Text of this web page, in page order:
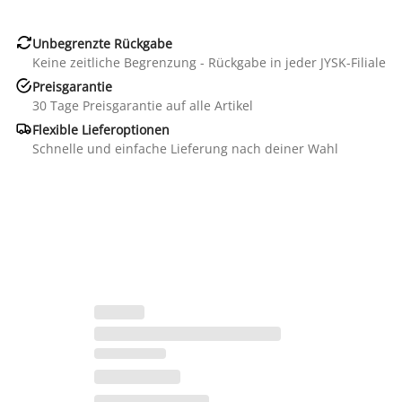
Unbegrenzte Rückgabe
Keine zeitliche Begrenzung - Rückgabe in jeder JYSK-Filiale
Preisgarantie
30 Tage Preisgarantie auf alle Artikel
Flexible Lieferoptionen
Schnelle und einfache Lieferung nach deiner Wahl